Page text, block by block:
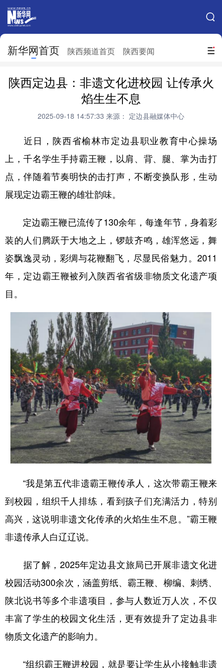
搜索
新华网首页 陕西频道首页 陕西要闻
网站地图
北京 天津 河北 山西
辽宁 吉林 上海
山东 河南 湖北 湖南
广东 广西 海南 重庆
四川 贵州
陕西 甘肃 青海 宁夏
新疆 内蒙古 黑龙江
陕西定边县：非遗文化进校园 让传承火
焰生生不息
2025-09-18 14:57:33 来源： 定边县融媒体中心
近日，陕西省榆林市定边县职业教育中心操场
上，千名学生手持霸王鞭，以肩、背、腿、掌为击打
点，伴随着节奏明快的击打声，不断变换队形，生动
展现定边霸王鞭的雄壮韵味。
定边霸王鞭已流传了130余年，每逢年节，身着彩
装的人们腾跃于大地之上，锣鼓齐鸣，雄浑悠远，舞
姿飘逸灵动，彩绸与花鞭翻飞，尽显民俗魅力。2011
年，定边霸王鞭被列入陕西省省级非物质文化遗产项
目。
“我是第五代非遗霸王鞭传承人，这次带霸王鞭来
到校园，组织千人排练，看到孩子们充满活力，特别
高兴，这说明非遗文化传承的火焰生生不息。”霸王鞭
非遗传承人白辽辽说。
据了解，2025年定边县文旅局已开展非遗文化进
校园活动300余次，涵盖剪纸、霸王鞭、柳编、刺绣、
陕北说书等多个非遗项目，参与人数近万人次，不仅
丰富了学生的校园文化生活，更有效提升了定边县非
物质文化遗产的影响力。
“组织霸王鞭进校园，就是要让学生从小接触非遗